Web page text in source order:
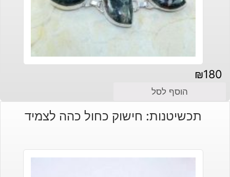
₪180
הוסף לסל
תכשיטנות: חישוק כחול כהה לצמיד